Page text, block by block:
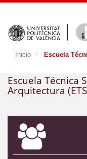
Inicio Escuela
Escuela Técnica
Arquitectura